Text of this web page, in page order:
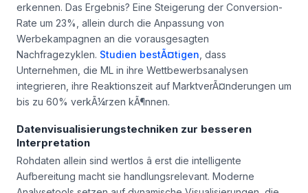
erkennen. Das Ergebnis? Eine Steigerung der Conversion-
Rate um 23%, allein durch die Anpassung von
Werbekampagnen an die vorausgesagten
Nachfragezyklen. Studien bestÃ¤tigen , dass
Unternehmen, die ML in ihre Wettbewerbsanalysen
integrieren, ihre Reaktionszeit auf MarktverÃ¤nderungen um
bis zu 60% verkÃ¼rzen kÃ¶nnen.
Datenvisualisierungstechniken zur besseren
Interpretation
Rohdaten allein sind wertlos â erst die intelligente
Aufbereitung macht sie handlungsrelevant. Moderne